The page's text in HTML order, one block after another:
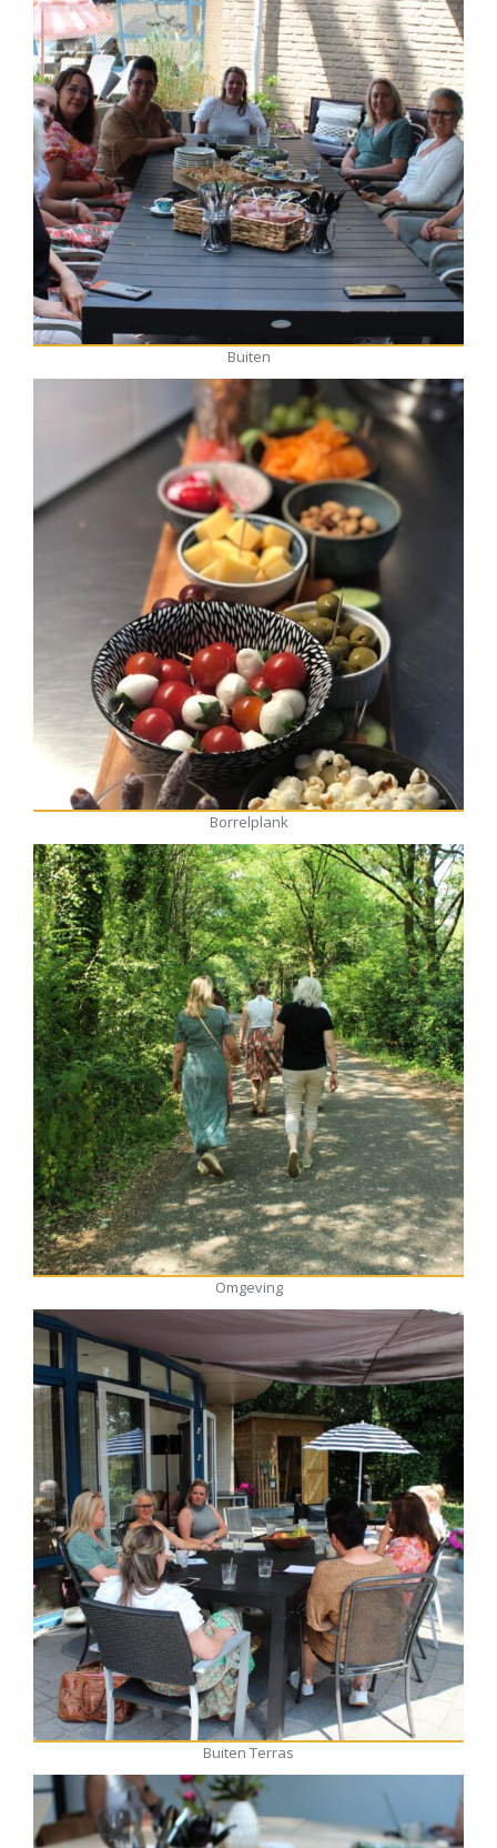
Buiten
Borrelplank
Omgeving
Buiten Terras